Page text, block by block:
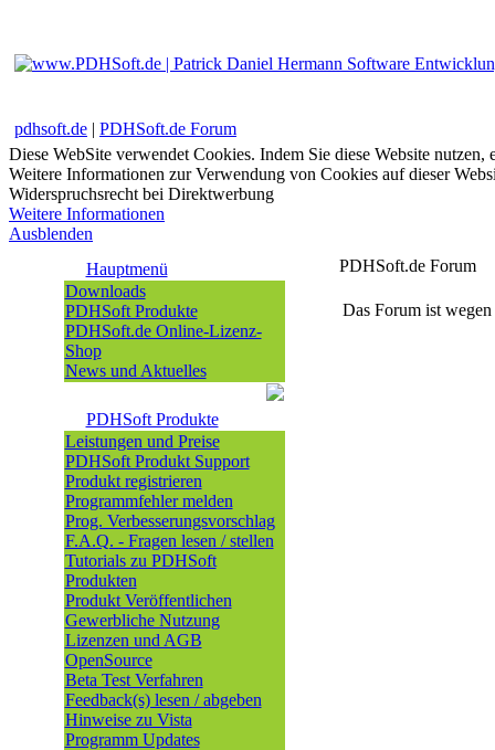
pdhsoft.de | PDHSoft.de Forum
Diese WebSite verwendet Cookies. Indem Sie diese Website
Weitere Informationen zur Verwendung von Cookies auf dieser
Widerspruchsrecht bei Direktwerbung
Weitere Informationen
Ausblenden
Hauptmenü
Downloads
PDHSoft Produkte
PDHSoft.de Online-Lizenz-
Shop
News und Aktuelles
PDHSoft Produkte
Leistungen und Preise
PDHSoft Produkt Support
Produkt registrieren
Programmfehler melden
Prog. Verbesserungsvorschlag
F.A.Q. - Fragen lesen / stellen
Tutorials zu PDHSoft
Produkten
Produkt Veröffentlichen
Gewerbliche Nutzung
Lizenzen und AGB
OpenSource
Beta Test Verfahren
Feedback(s) lesen / abgeben
Hinweise zu Vista
Programm Updates
PDHSoft.de Forum
Das Forum ist